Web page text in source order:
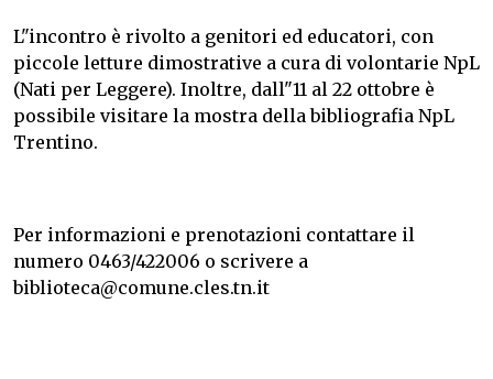
L"incontro è rivolto a genitori ed educatori, con
piccole letture dimostrative a cura di volontarie NpL
(Nati per Leggere). Inoltre, dall"11 al 22 ottobre è
possibile visitare la mostra della bibliografia NpL
Trentino.
Per informazioni e prenotazioni contattare il
numero 0463/422006 o scrivere a
biblioteca@comune.cles.tn.it